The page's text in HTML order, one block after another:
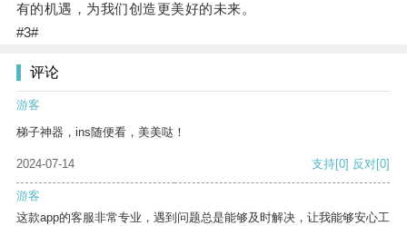
有的机遇，为我们创造更美好的未来。
#3#
评论
游客
梯子神器，ins随便看，美美哒！
2024-07-14 支持[0] 反对[0]
游客
这款app的客服非常专业，遇到问题总是能够及时解决，让我能够安心工